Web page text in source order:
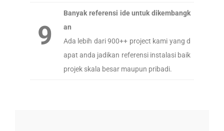
9
Banyak referensi ide untuk dikembangk
an
Ada lebih dari 900++ project kami yang d
apat anda jadikan referensi instalasi baik
projek skala besar maupun pribadi.